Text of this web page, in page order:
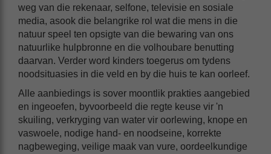
weg van die rekenaar, selfone, televisie en sosiale
media, asook die belangrike rol wat die mens in die
natuur speel ten opsigte van die bewaring van ons
natuurlike hulpbronne en die volhoubare benutting
daarvan. Verder word kinders toegerus om tydens
noodsituasies in die veld en by die huis te kan oorleef.
Alle aanbiedings is sover moontlik prakties aangebied
en ingeoefen, byvoorbeeld die regte keuse vir 'n
skuiling, verkryging van water vir oorlewing, knope en
vaswoele, nodige hand- en noodseine, korrekte
nagbeweging, veilige maak van vure, oordeelkundige